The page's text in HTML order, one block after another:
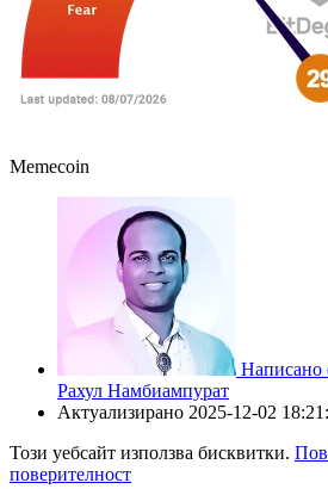
Memecoin
Написано
Рахул Намбиампурат
Актуализирано 2025-12-02
Този уебсайт използва бисквитки.
поверителност